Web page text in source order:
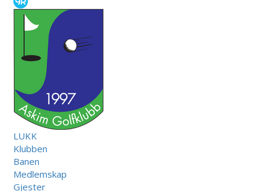
LUKK
Klubben
Banen
Medlemskap
Gjester